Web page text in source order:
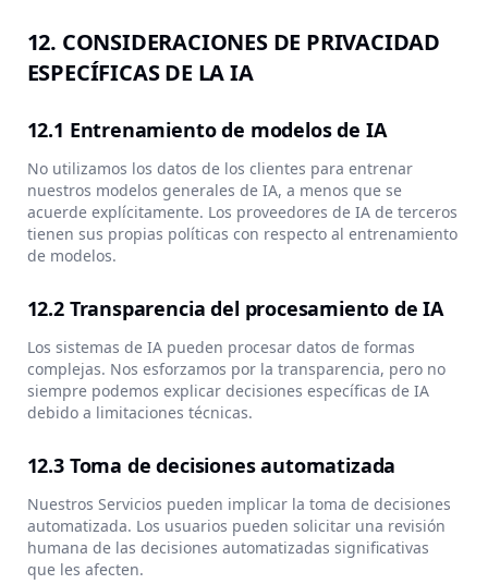
12. CONSIDERACIONES DE PRIVACIDAD
ESPECÍFICAS DE LA IA
12.1 Entrenamiento de modelos de IA
No utilizamos los datos de los clientes para entrenar
nuestros modelos generales de IA, a menos que se
acuerde explícitamente. Los proveedores de IA de terceros
tienen sus propias políticas con respecto al entrenamiento
de modelos.
12.2 Transparencia del procesamiento de IA
Los sistemas de IA pueden procesar datos de formas
complejas. Nos esforzamos por la transparencia, pero no
siempre podemos explicar decisiones específicas de IA
debido a limitaciones técnicas.
12.3 Toma de decisiones automatizada
Nuestros Servicios pueden implicar la toma de decisiones
automatizada. Los usuarios pueden solicitar una revisión
humana de las decisiones automatizadas significativas
que les afecten.